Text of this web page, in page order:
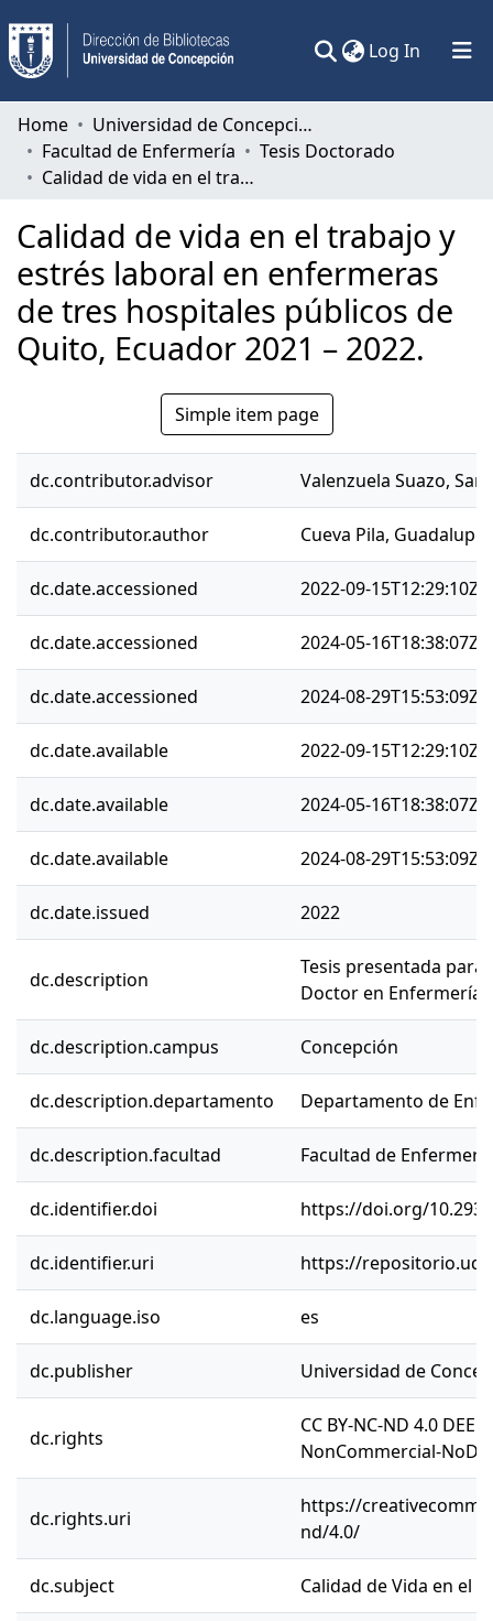
Log In (current)
Communities & Collections
All of DSpace
Home
Universidad de Concepción
Facultad de Enfermería
Tesis Doctorado
Calidad de vida en el trabajo y estrés laboral en enfermeras de tres hospitales públicos de Quito, Ecuador 2021 – 2022.
Calidad de vida en el trabajo y
estrés laboral en enfermeras
de tres hospitales públicos de
Quito, Ecuador 2021 – 2022.
Simple item page
dc.contributor.advisor Valenzuela Suazo,
dc.contributor.author Cueva Pila, Guadalupe
dc.date.accessioned 2022-09-15T12:29:10Z
dc.date.accessioned 2024-05-16T18:38:07Z
dc.date.accessioned 2024-08-29T15:53:09Z
dc.date.available 2022-09-15T12:29:10Z
dc.date.available 2024-05-16T18:38:07Z
dc.date.available 2024-08-29T15:53:09Z
dc.date.issued 2022
dc.description
Tesis presentada
Doctor en Enfermería.
dc.description.campus Concepción
dc.description.departamento Departamento de
dc.description.facultad Facultad de Enfermería
dc.identifier.doi https://doi.org/
dc.identifier.uri https://
dc.language.iso es
dc.publisher Universidad de
dc.rights
CC BY-NC-ND 4.0
NonCommercial-
dc.rights.uri
https://
nd/4.0/
dc.subject Calidad de Vida en el